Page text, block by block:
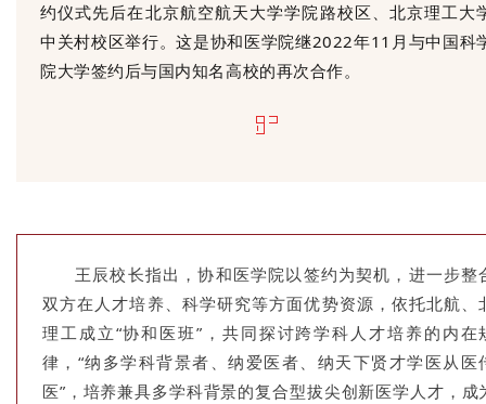
约仪式先后在北京航空航天大学学院路校区、北京理工大
中关村校区举行。这是协和医学院继2022年11月与中国科
院大学签约后与国内知名高校的再次合作。
王辰校长指出，协和医学院以签约为契机，进一步整
双方在人才培养、科学研究等方面优势资源，依托北航、
理工成立“协和医班”，共同探讨跨学科人才培养的内在
律，“纳多学科背景者、纳爱医者、纳天下贤才学医从医
医”，培养兼具多学科背景的复合型拔尖创新医学人才，成